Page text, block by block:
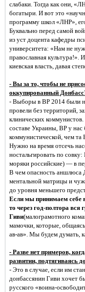
слабаки. Тогда как они,
богатыри. И вот это
программу школ «ЛНР»,
Буквально перед самой
из уст доцента кафедры
университета: «Нам не
православная культура!».
киевская власть, давая
- Вы за то, чтобы не
оккупированный
- Выборы в ВР 2014 были
провели без территорий,
клинических
составе Украины, ВР у
коммунистической, чем
Нужно на время отсечь
ностальгировать по
моряки российские) — в
В чем опасность аншлюса
ментальной матрицы и
до уровня меньшего
Если мы принимаем себе
то через год-полтора вся
Гиви(малограмотного
мамочки, которые,
ав-ав». Мы будем думать,
- Разве нет примеров,
развитии, подтягиваясь
- Это в случае, если им
донбассянин Гиви хочет
русского «воина-